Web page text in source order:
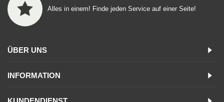
Alles in einem! Finde jeden Service auf einer Seite!
ÜBER UNS
INFORMATION